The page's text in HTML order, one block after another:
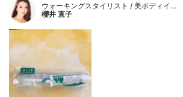
ウォーキングスタイリスト / 美ボディイ…
櫻井 直子